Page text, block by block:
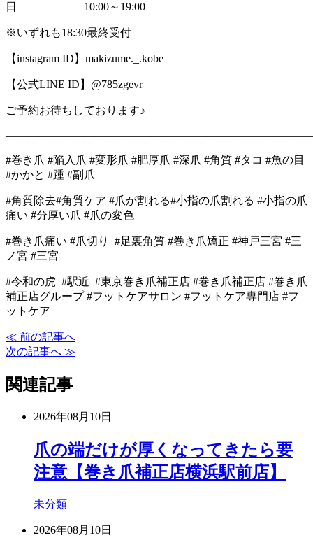
日 10:00～19:00
※いずれも18:30最終受付
【instagram ID】makizume._.kobe
【公式LINE ID】@785zgevr
ご予約お待ちしております♪
#巻き爪 #陥入爪 #変形爪 #肥厚爪 #深爪 #角質 #タコ #魚の目
#かかと #踵 #副爪
#角質除去#角質ケア #爪が割れる#小指の爪割れる #小指の爪
痛い #分厚い爪 #爪の変色
#巻き爪痛い #爪切り #足裏角質 #巻き爪矯正 #神戸三宮 #三
ノ宮 #三宮
#令和の虎 #駅近 #東京巻き爪補正店 #巻き爪補正店 #巻き爪
補正店グループ #フットケアサロン #フットケア専門店 #フ
ットケア
≪ 前の記事へ
次の記事へ ≫
関連記事
2026年08月10日
爪の端だけが厚くなってきたら要
注意【巻き爪補正店横浜駅前店】
未分類
2026年08月10日